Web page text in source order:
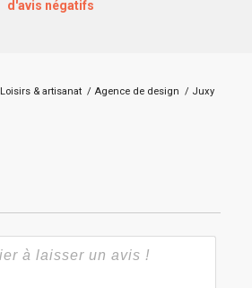
d'avis négatifs
Loisirs & artisanat / Agence de design / Juxy